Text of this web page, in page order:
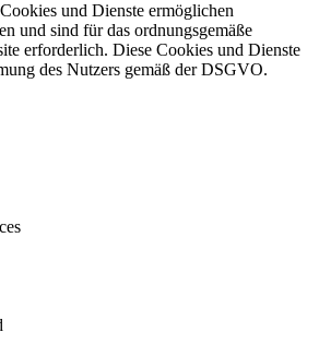
und Dienste ermöglichen
und sind für das ordnungsgemäße
erforderlich. Diese Cookies und Dienste
des Nutzers gemäß der DSGVO.